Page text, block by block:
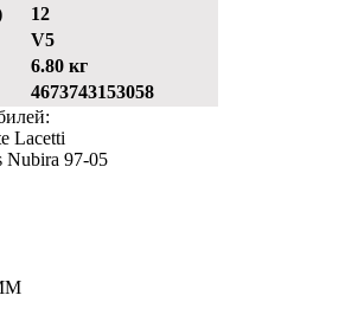
12
V5
6.80 кг
4673743153058
Lacetti
Nubira 97-05